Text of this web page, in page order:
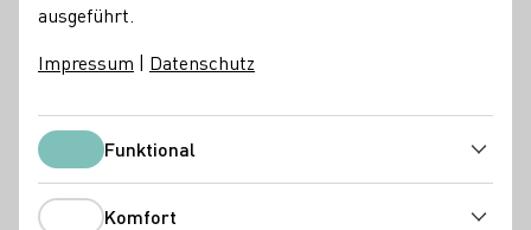
ausgeführt.
Impressum | Datenschutz
FunktionalFunktional
Komfort